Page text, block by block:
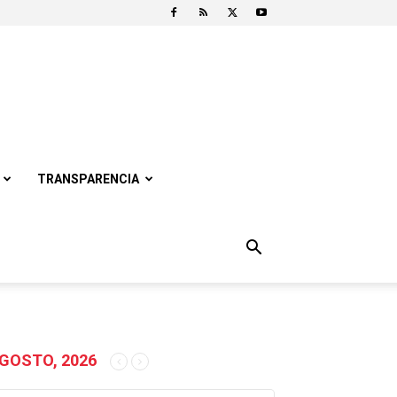
TRANSPARENCIA
2026